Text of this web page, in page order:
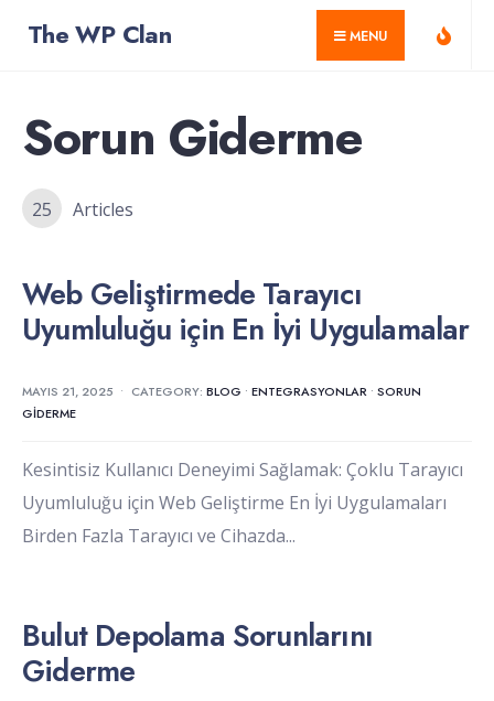
The WP Clan MENU
Sorun Giderme
25 Articles
Web Geliştirmede Tarayıcı
Uyumluluğu için En İyi Uygulamalar
MAYIS 21, 2025 • CATEGORY: BLOG • ENTEGRASYONLAR • SORUN
GIDERME
Kesintisiz Kullanıcı Deneyimi Sağlamak: Çoklu Tarayıcı
Uyumluluğu için Web Geliştirme En İyi Uygulamaları
Birden Fazla Tarayıcı ve Cihazda...
Bulut Depolama Sorunlarını
Giderme